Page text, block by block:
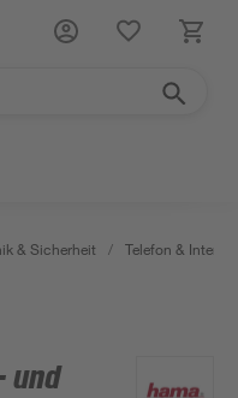
& Sicherheit / Telefon & Internet
und